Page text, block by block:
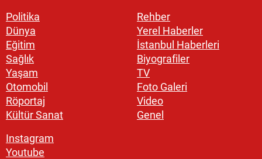
Politika
Dünya
Eğitim
Sağlık
Yaşam
Otomobil
Röportaj
Kültür Sanat
Rehber
Yerel Haberler
İstanbul Haberleri
Biyografiler
TV
Foto Galeri
Video
Genel
Instagram
Youtube